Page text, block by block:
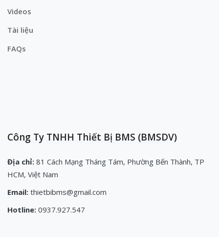
Videos
Tài liệu
FAQs
Công Ty TNHH Thiết Bị BMS (BMSDV)
Địa chỉ: 81 Cách Mạng Tháng Tám, Phường Bến Thành, TP
HCM, Việt Nam
Email: thietbibms@gmail.com
Hotline: 0937.927.547